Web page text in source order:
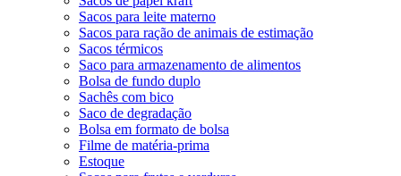
Sacos para leite materno
Sacos para ração de animais de estimação
Sacos térmicos
Saco para armazenamento de alimentos
Bolsa de fundo duplo
Sachês com bico
Saco de degradação
Bolsa em formato de bolsa
Filme de matéria-prima
Estoque